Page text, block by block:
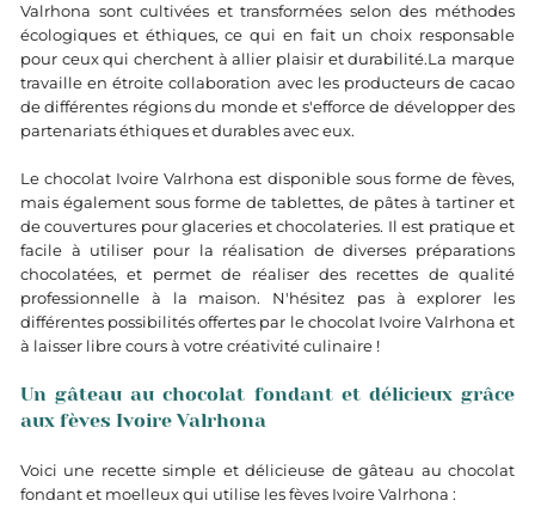
Valrhona sont cultivées et transformées selon des méthodes
écologiques et éthiques, ce qui en fait un choix responsable
pour ceux qui cherchent à allier plaisir et durabilité.La marque
travaille en étroite collaboration avec les producteurs de cacao
de différentes régions du monde et s'efforce de développer des
partenariats éthiques et durables avec eux.
Le chocolat Ivoire Valrhona est disponible sous forme de fèves,
mais également sous forme de tablettes, de pâtes à tartiner et
de couvertures pour glaceries et chocolateries. Il est pratique et
facile à utiliser pour la réalisation de diverses préparations
chocolatées, et permet de réaliser des recettes de qualité
professionnelle à la maison. N'hésitez pas à explorer les
différentes possibilités offertes par le chocolat Ivoire Valrhona et
à laisser libre cours à votre créativité culinaire !
Un gâteau au chocolat fondant et délicieux grâce
aux fèves Ivoire Valrhona
Voici une recette simple et délicieuse de gâteau au chocolat
fondant et moelleux qui utilise les fèves Ivoire Valrhona :